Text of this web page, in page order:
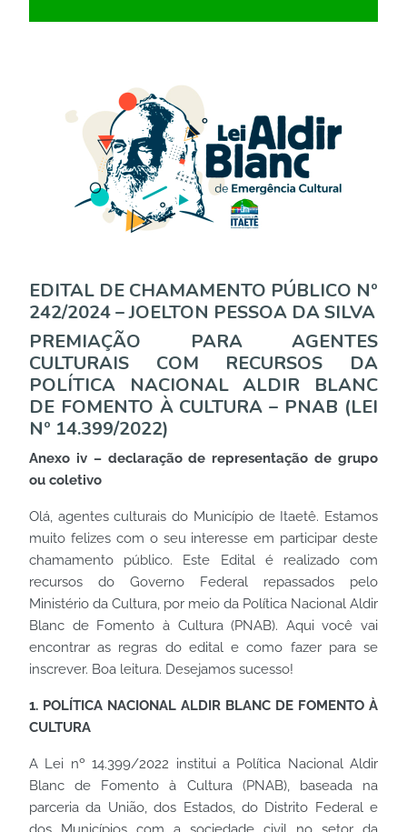
EDITAL DE CHAMAMENTO PÚBLICO Nº
242/2024 – JOELTON PESSOA DA SILVA
PREMIAÇÃO PARA AGENTES
CULTURAIS COM RECURSOS DA
POLÍTICA NACIONAL ALDIR BLANC
DE FOMENTO À CULTURA – PNAB (LEI
Nº 14.399/2022)
Anexo iv – declaração de representação de grupo
ou coletivo
Olá, agentes culturais do Município de Itaetê. Estamos
muito felizes com o seu interesse em participar deste
chamamento público. Este Edital é realizado com
recursos do Governo Federal repassados pelo
Ministério da Cultura, por meio da Política Nacional Aldir
Blanc de Fomento à Cultura (PNAB). Aqui você vai
encontrar as regras do edital e como fazer para se
inscrever. Boa leitura. Desejamos sucesso!
1. POLÍTICA NACIONAL ALDIR BLANC DE FOMENTO À
CULTURA
A Lei nº 14.399/2022 institui a Política Nacional Aldir
Blanc de Fomento à Cultura (PNAB), baseada na
parceria da União, dos Estados, do Distrito Federal e